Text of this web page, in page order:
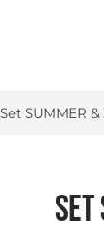
Set SUMMER &
Set